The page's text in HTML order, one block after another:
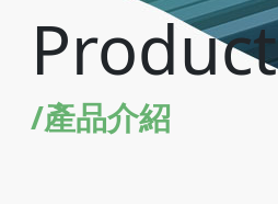
Product
/產品介紹